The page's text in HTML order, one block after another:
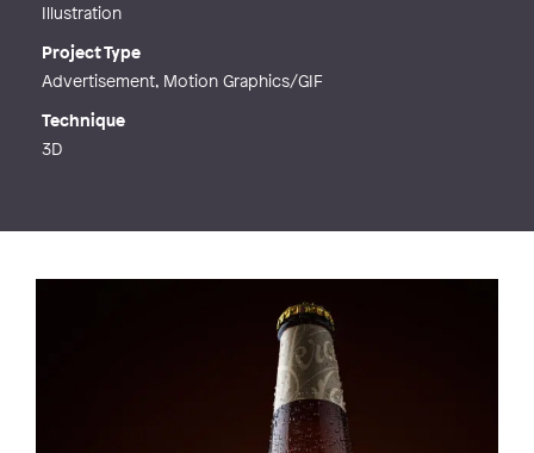
Illustration
Project Type
Advertisement, Motion Graphics/GIF
Technique
3D